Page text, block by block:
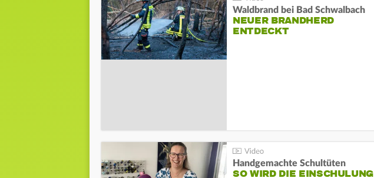
Waldbrand bei Bad Schwalbach
NEUER BRANDHERD
ENTDECKT
Handgemachte Schultüten
SO WIRD DIE EINSCHULUNG